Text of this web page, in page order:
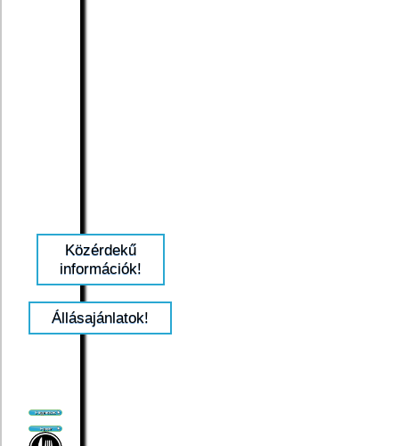
Közérdekű
információk!
Állásajánlatok!